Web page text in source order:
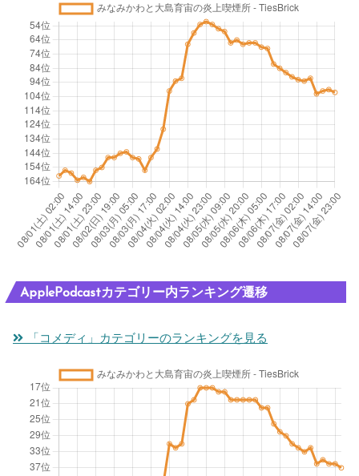
ApplePodcastカテゴリー内ランキング遷移
「コメディ」カテゴリーのランキングを見る